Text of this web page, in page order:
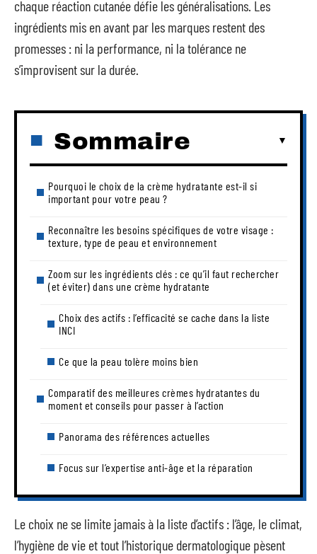
chaque réaction cutanée défie les généralisations. Les
ingrédients mis en avant par les marques restent des
promesses : ni la performance, ni la tolérance ne
s’improvisent sur la durée.
Sommaire
Pourquoi le choix de la crème hydratante est-il si
important pour votre peau ?
Reconnaître les besoins spécifiques de votre visage :
texture, type de peau et environnement
Zoom sur les ingrédients clés : ce qu’il faut rechercher
(et éviter) dans une crème hydratante
Choix des actifs : l’efficacité se cache dans la liste
INCI
Ce que la peau tolère moins bien
Comparatif des meilleures crèmes hydratantes du
moment et conseils pour passer à l’action
Panorama des références actuelles
Focus sur l’expertise anti-âge et la réparation
Le choix ne se limite jamais à la liste d’actifs : l’âge, le climat,
l’hygiène de vie et tout l’historique dermatologique pèsent